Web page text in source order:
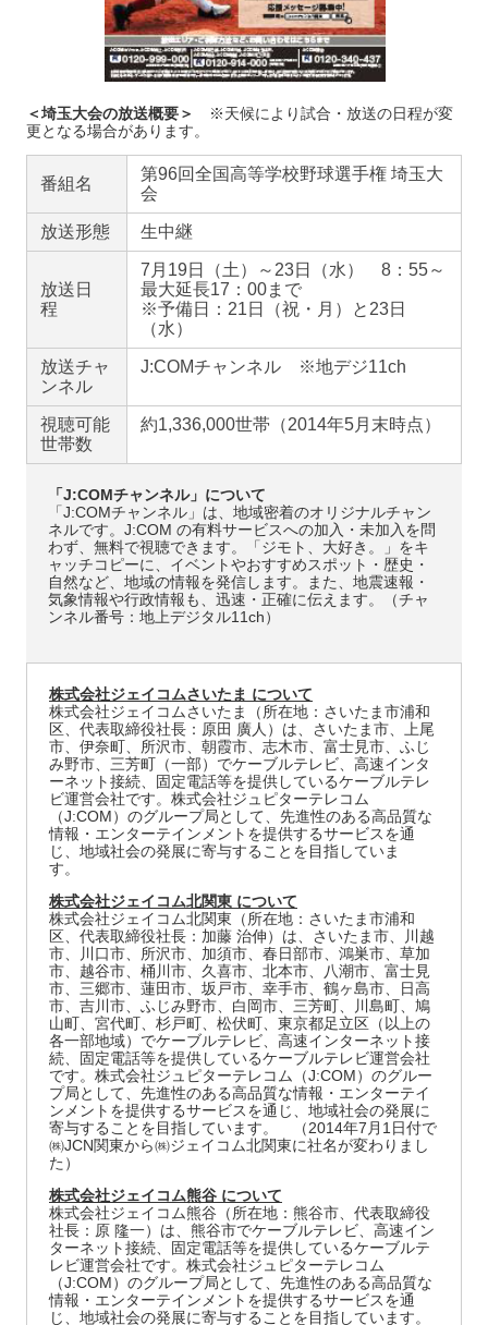
＜埼玉大会の放送概要＞
※天候により試合・放送の日程が変
更となる場合があります。
番組名
第96回全国高等学校野球選手権 埼玉大
会
放送形態 生中継
放送日
程
7月19日（土）～23日（水） 8：55～
最大延長17：00まで
※予備日：21日（祝・月）と23日
（水）
放送チャ
ンネル
J:COMチャンネル ※地デジ11ch
視聴可能
世帯数
約1,336,000世帯（2014年5月末時点）
「J:COMチャンネル」について
「J:COMチャンネル」は、地域密着のオリジナルチャン
ネルです。J:COM の有料サービスへの加入・未加入を問
わず、無料で視聴できます。「ジモト、大好き。」をキ
ャッチコピーに、イベントやおすすめスポット・歴史・
自然など、地域の情報を発信します。また、地震速報・
気象情報や行政情報も、迅速・正確に伝えます。（チャ
ンネル番号：地上デジタル11ch）
株式会社ジェイコムさいたま について
株式会社ジェイコムさいたま（所在地：さいたま市浦和
区、代表取締役社長：原田 廣人）は、さいたま市、上尾
市、伊奈町、所沢市、朝霞市、志木市、富士見市、ふじ
み野市、三芳町（一部）でケーブルテレビ、高速インタ
ーネット接続、固定電話等を提供しているケーブルテレ
ビ運営会社です。株式会社ジュピターテレコム
（J:COM）のグループ局として、先進性のある高品質な
情報・エンターテインメントを提供するサービスを通
じ、地域社会の発展に寄与することを目指していま
す。
株式会社ジェイコム北関東 について
株式会社ジェイコム北関東（所在地：さいたま市浦和
区、代表取締役社長：加藤 治伸）は、さいたま市、川越
市、川口市、所沢市、加須市、春日部市、鴻巣市、草加
市、越谷市、桶川市、久喜市、北本市、八潮市、富士見
市、三郷市、蓮田市、坂戸市、幸手市、鶴ヶ島市、日高
市、吉川市、ふじみ野市、白岡市、三芳町、川島町、鳩
山町、宮代町、杉戸町、松伏町、東京都足立区（以上の
各一部地域）でケーブルテレビ、高速インターネット接
続、固定電話等を提供しているケーブルテレビ運営会社
です。株式会社ジュピターテレコム（J:COM）のグルー
プ局として、先進性のある高品質な情報・エンターテイ
ンメントを提供するサービスを通じ、地域社会の発展に
寄与することを目指しています。 （2014年7月1日付で
㈱JCN関東から㈱ジェイコム北関東に社名が変わりまし
た）
株式会社ジェイコム熊谷 について
株式会社ジェイコム熊谷（所在地：熊谷市、代表取締役
社長：原 隆一）は、熊谷市でケーブルテレビ、高速イン
ターネット接続、固定電話等を提供しているケーブルテ
レビ運営会社です。株式会社ジュピターテレコム
（J:COM）のグループ局として、先進性のある高品質な
情報・エンターテインメントを提供するサービスを通
じ、地域社会の発展に寄与することを目指しています。